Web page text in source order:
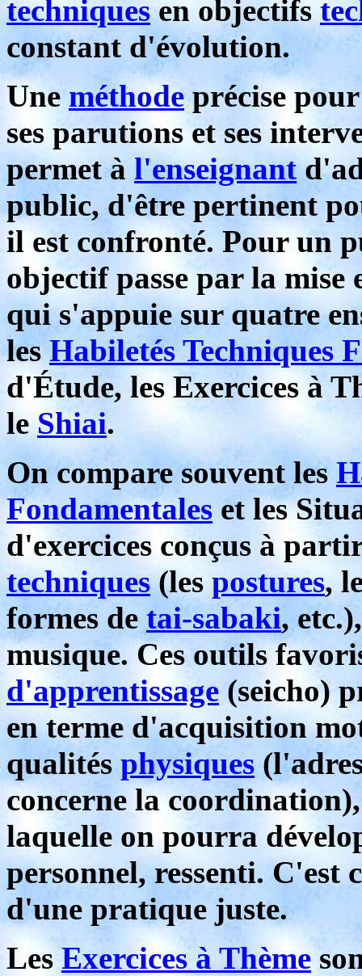
techniquesen objectifs
constant d'évolution.
Uneméthodeprécise
ses parutions et ses
permet à l'enseignant
public, d'être pertinent
il est confronté. Pour un
objectif passe par la mise
qui s'appuie sur quatre
lesHabiletés Techniques
d'Étude, les Exercices à
leShiai.
On compare souvent les
Fondamentales et les
d'exercices conçus à
techniques(les postures,
formes de tai-sabaki,
musique. Ces outils
d'apprentissage (seicho)
en terme d'acquisition
qualités physiques
concerne la
laquelle on pourra
personnel, ressenti. C'est
d'une pratique juste.
LesExercices à Thème